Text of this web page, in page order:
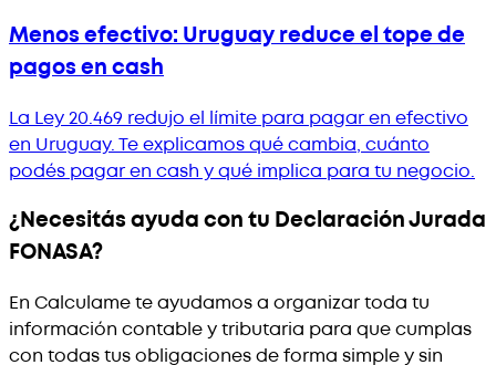
Menos efectivo: Uruguay reduce el tope de
pagos en cash
La Ley 20.469 redujo el límite para pagar en efectivo
en Uruguay. Te explicamos qué cambia, cuánto
podés pagar en cash y qué implica para tu negocio.
¿Necesitás ayuda con tu Declaración Jurada
FONASA?
En Calculame te ayudamos a organizar toda tu
información contable y tributaria para que cumplas
con todas tus obligaciones de forma simple y sin